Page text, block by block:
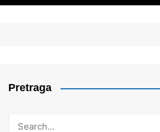
Pretraga